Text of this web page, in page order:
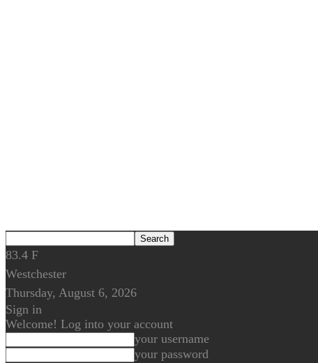
83.4 F
Westchester
Thursday, August 6, 2026
Sign in
Welcome! Log into your account
your username
your password